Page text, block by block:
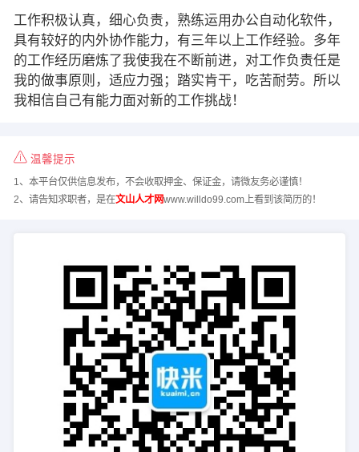
工作积极认真，细心负责，熟练运用办公自动化软件，
具有较好的内外协作能力，有三年以上工作经验。多年
的工作经历磨炼了我使我在不断前进，对工作负责任是
我的做事原则，适应力强；踏实肯干，吃苦耐劳。所以
我相信自己有能力面对新的工作挑战！
温馨提示
1、本平台仅供信息发布，不会收取押金、保证金，请微友务必谨慎！
2、请告知求职者，是在文山人才网www.willdo99.com上看到该简历的！